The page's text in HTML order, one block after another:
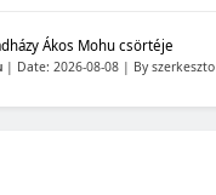
Ákos Mohu csörtéje
Date: 2026-08-08 By szerkeszto